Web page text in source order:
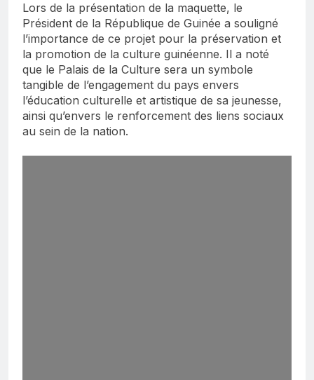
Lors de la présentation de la maquette, le
Président de la République de Guinée a souligné
l’importance de ce projet pour la préservation et
la promotion de la culture guinéenne. Il a noté
que le Palais de la Culture sera un symbole
tangible de l’engagement du pays envers
l’éducation culturelle et artistique de sa jeunesse,
ainsi qu’envers le renforcement des liens sociaux
au sein de la nation.